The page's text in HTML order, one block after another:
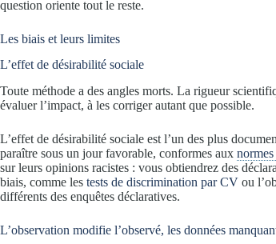
question oriente tout le reste.
Les biais et leurs limites
L’effet de désirabilité sociale
Toute méthode a des angles morts. La rigueur
évaluer l’impact, à les corriger autant que possible.
L’effet de désirabilité sociale est l’un des plus
paraître sous un jour favorable, conformes aux
sur leurs opinions racistes : vous obtiendrez des
biais, comme les tests de discrimination par CV ou
différents des enquêtes déclaratives.
L’observation modifie l’observé, les données